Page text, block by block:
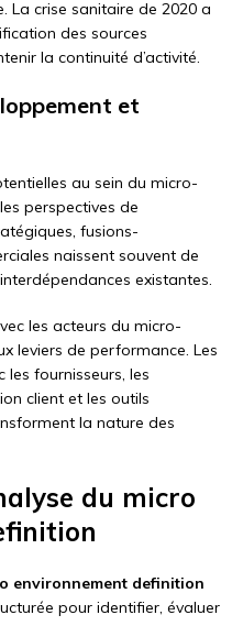
La crise sanitaire de 2020 a
des sources
la continuité d’activité.
et
au sein du micro-
perspectives de
fusions-
naissent souvent de
existantes.
les acteurs du micro-
leviers de performance. Les
fournisseurs, les
client et les outils
la nature des
du micro
environnement definition
pour identifier, évaluer